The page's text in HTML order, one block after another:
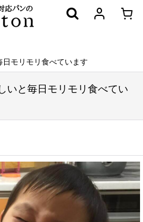
モリモリ食べています
いと毎日モリモリ食べてい